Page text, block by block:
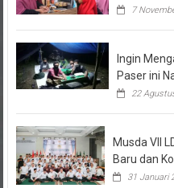
7
Ingin
Paser ini
22
Musda VII
Baru dan
31 Januari